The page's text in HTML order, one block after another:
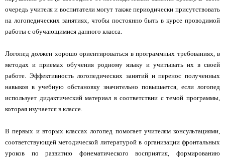
очередь учителя и воспитатели могут также периодически присутствовать
на логопедических занятиях, чтобы постоянно быть в курсе проводимой
работы с обучающимися данного класса.
Логопед должен хорошо ориентироваться в программных требованиях, в
методах и приемах обучения родному языку и учитывать их в своей
работе. Эффективность логопедических занятий и перенос полученных
навыков в учебную обстановку значительно повышается, если логопед
использует дидактический материал в соответствии с темой программы,
которая изучается в классе.
В первых и вторых классах логопед помогает учителям консультациями,
соответствующей методической литературой в организации фронтальных
уроков по развитию фонематического восприятия, формированию